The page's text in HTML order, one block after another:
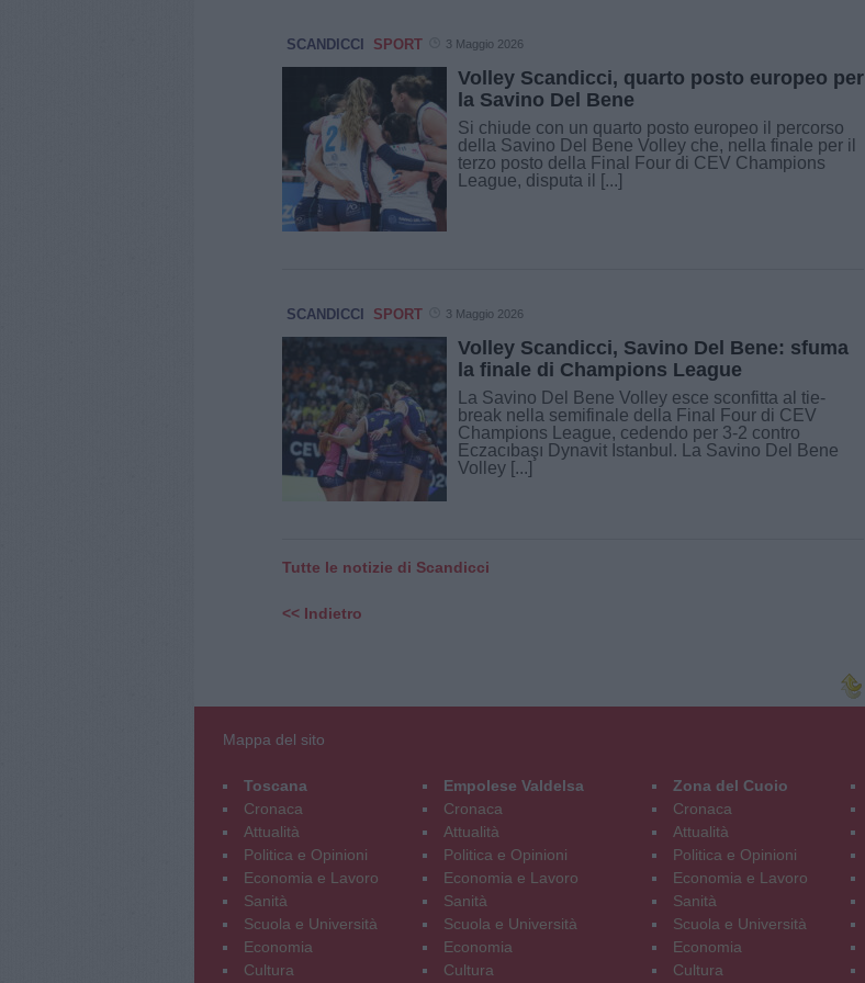
SCANDICCI SPORT 3 Maggio 2026
Volley Scandicci, quarto posto europeo per
la Savino Del Bene
Si chiude con un quarto posto europeo il percorso
della Savino Del Bene Volley che, nella finale per il
terzo posto della Final Four di CEV Champions
League, disputa il [...]
SCANDICCI SPORT 3 Maggio 2026
Volley Scandicci, Savino Del Bene: sfuma
la finale di Champions League
La Savino Del Bene Volley esce sconfitta al tie-
break nella semifinale della Final Four di CEV
Champions League, cedendo per 3-2 contro
Eczacıbaşı Dynavit Istanbul. La Savino Del Bene
Volley [...]
Tutte le notizie di Scandicci
<< Indietro
Mappa del sito
Toscana
Cronaca
Attualità
Politica e Opinioni
Economia e Lavoro
Sanità
Scuola e Università
Economia
Cultura
Empolese Valdelsa
Cronaca
Attualità
Politica e Opinioni
Economia e Lavoro
Sanità
Scuola e Università
Economia
Cultura
Zona del Cuoio
Cronaca
Attualità
Politica e Opinioni
Economia e Lavoro
Sanità
Scuola e Università
Economia
Cultura